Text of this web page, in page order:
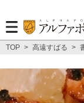
TOP > 高遠すばる >